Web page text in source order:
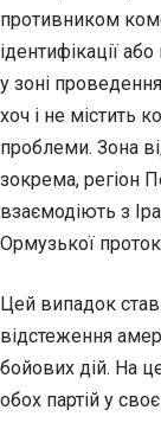
противником
ідентифікації
у зоні
хоч і не містить
проблеми. Зона
зокрема, регіон
взаємодіють з
Ормузької
Цей випадок
відстеження
бойових дій. На
обох партій у